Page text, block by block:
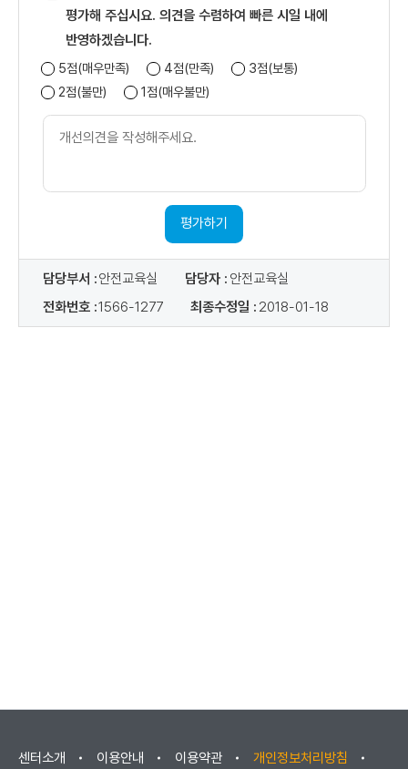
평가해 주십시요. 의견을 수렴하여 빠른 시일 내에
반영하겠습니다.
5점(매우만족) 4점(만족)
3점(보통)
2점(불만)
1점(매우불만)
개
평가하기
담당부서 :안전교육실 담당자 : 안전교육실
전화번호 :1566-1277 최종수정일 : 2018-01-18
센터소개 이용안내 이용약관 개인정보처리방침